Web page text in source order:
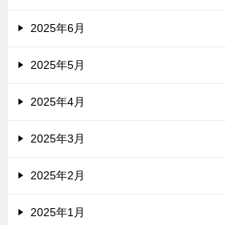
2025年6月
2025年5月
2025年4月
2025年3月
2025年2月
2025年1月